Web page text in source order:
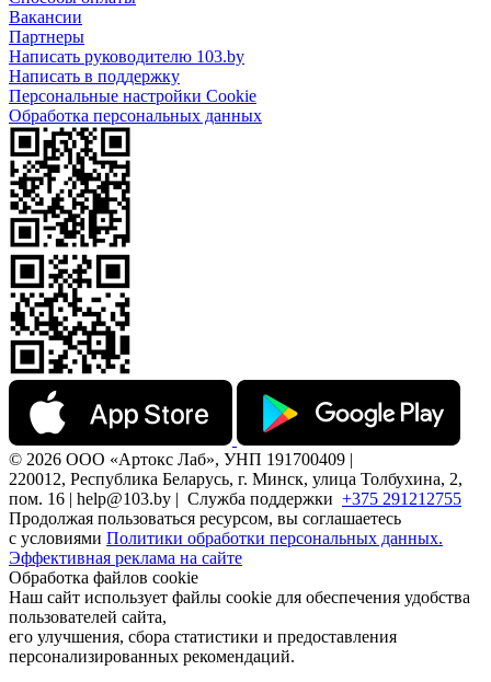
Вакансии
Партнеры
Написать руководителю 103.by
Написать в поддержку
Персональные настройки Cookie
Обработка персональных данных
© 2026 ООО «Артокс Лаб», УНП 191700409 |
220012, Республика Беларусь, г. Минск, улица Толбухина, 2,
пом. 16 | help@103.by | Служба поддержки +375 291212755
Продолжая пользоваться ресурсом, вы соглашаетесь
с условиями Политики обработки персональных данных.
Эффективная реклама на сайте
Обработка файлов cookie
Наш сайт использует файлы cookie для обеспечения удобства
пользователей сайта,
его улучшения, сбора статистики и предоставления
персонализированных рекомендаций.